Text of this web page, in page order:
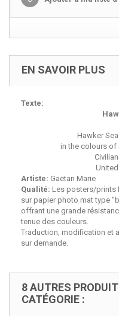
EN SAVOIR PLUS
Texte:
Hawker
in the colours of
Artiste: Gaëtan Marie
Qualité: Les posters/prints
sur papier photo mat type
offrant une grande
tenue des couleurs.
Traduction, modification et
sur demande.
8 AUTRES
CATÉGORIE :